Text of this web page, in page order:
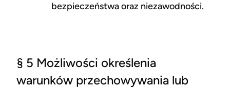
bezpieczeństwa oraz niezawodności.
§ 5 Możliwości określenia
warunków przechowywania lub